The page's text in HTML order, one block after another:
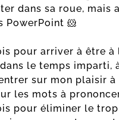
dans sa roue, mais
PowerPoint 🐹
pour arriver à être à
le temps imparti,
sur mon plaisir à
les mots à
pour éliminer le